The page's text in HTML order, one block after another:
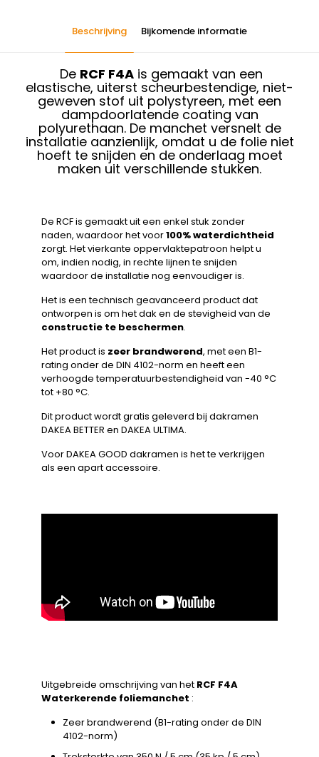
Beschrijving Bijkomende informatie
De RCF F4A is gemaakt van een
elastische, uiterst scheurbestendige, niet-
geweven stof uit polystyreen, met een
dampdoorlatende coating van
polyurethaan. De manchet versnelt de
installatie aanzienlijk, omdat u de folie niet
hoeft te snijden en de onderlaag moet
maken uit verschillende stukken.
De RCF is gemaakt uit een enkel stuk zonder
naden, waardoor het voor100% waterdichtheid
zorgt. Het vierkante oppervlaktepatroon helpt u
om, indien nodig, in rechte lijnen te snijden
waardoor de installatie nog eenvoudiger is.
Het is een technisch geavanceerd product dat
ontworpen is om het dak en de stevigheid van de
constructie te beschermen.
Het product is zeer brandwerend, met een B1-
rating onder de DIN 4102-norm en heeft een
verhoogde temperatuurbestendigheid van -40 °C
tot +80 °C.
Dit product wordt gratis geleverd bij dakramen
DAKEA BETTER en DAKEA ULTIMA.
Voor DAKEA GOOD dakramen is het te verkrijgen
als een apart accessoire.
Uitgebreide omschrijving van het RCF F4A
Waterkerende foliemanchet :
Zeer brandwerend (B1-rating onder de DIN
4102-norm)